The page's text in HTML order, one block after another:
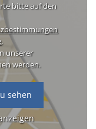
bitte auf den
.
unserer
werden.
sehen